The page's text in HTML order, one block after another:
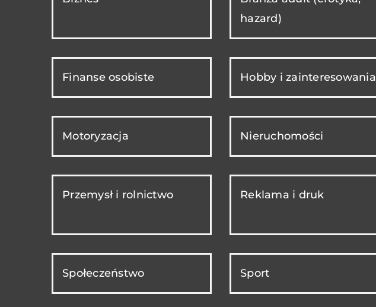
hazard)
Finanse osobiste Hobby i zainteresowania
Motoryzacja Nieruchomości
Przemysł i rolnictwo Reklama i druk
Społeczeństwo Sport